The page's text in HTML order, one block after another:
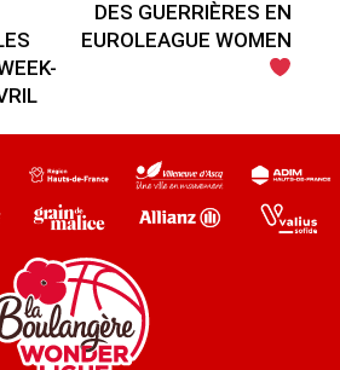
DES GUERRIÈRES EN
EUROLEAGUE WOMEN